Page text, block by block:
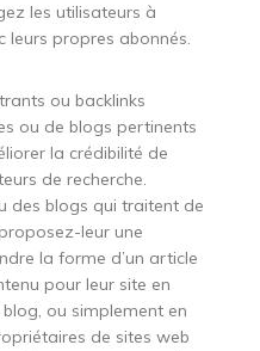
les utilisateurs à
propres abonnés.
ou backlinks
ou de blogs pertinents
la crédibilité de
de recherche.
des blogs qui traitent de
leur une
la forme d’un article
pour leur site en
ou simplement en
de sites web